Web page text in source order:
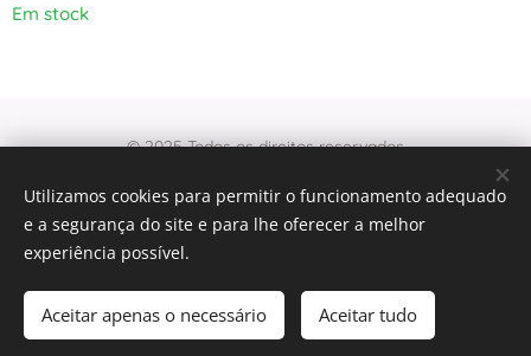
Em stock
© 2025 Todos os direitos reservados
Cookies
Idiomas
Utilizamos cookies para permitir o funcionamento adequado
e a segurança do site e para lhe oferecer a melhor
experiência possível.
Aceitar apenas o necessário Aceitar tudo